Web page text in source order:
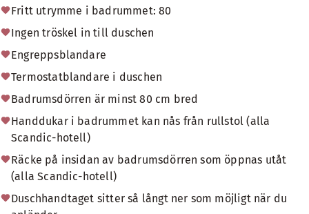
Fritt utrymme i badrummet: 80
Ingen tröskel in till duschen
Engreppsblandare
Termostatblandare i duschen
Badrumsdörren är minst 80 cm bred
Handdukar i badrummet kan nås från rullstol (alla
Scandic-hotell)
Räcke på insidan av badrumsdörren som öppnas utåt
(alla Scandic-hotell)
Duschhandtaget sitter så långt ner som möjligt när du